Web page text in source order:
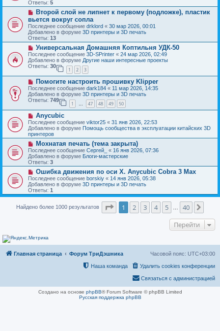
н
е
е
о
о
б
щ
е
н
и
е
Ответы: 5
Н
в
о
е
с
о
о
б
щ
н
е
Второй слой не липнет к первому (подложке), пластик
вьется вокруг сопла
Последнее сообщение drklord « 30 мар 2026, 00:01
Добавлено в форуме 3D принтеры и 3D печать
Ответы: 13
Н
о
в
о
с
о
б
щ
н
и
е
Универсальная Домашняя Коптильня УДК-50
Последнее сообщение 3D-SPrinter « 24 мар 2026, 02:49
Добавлено в форуме Другие наши интересные проекты
Ответы: 30
1 2 3
Н
о
в
о
е
с
о
о
б
щ
е
н
и
е
Помогите настроить прошивку Klipper
Последнее сообщение dark184 « 11 мар 2026, 14:35
Добавлено в форуме 3D принтеры и 3D печать
Ответы: 749
1 … 47 48 49 50
Н
о
в
о
е
о
о
б
щ
е
н
и
е
Anycubic
Последнее сообщение viktor25 « 31 янв 2026, 22:53
Добавлено в форуме Помощь сообщества в эксплуатации китайских 3D
принтеров
Н
о
в
о
е
с
о
о
б
щ
н
Мохнатая печать (тема закрыта)
Последнее сообщение Сергей_ « 16 янв 2026, 07:36
Добавлено в форуме Блоги-мастерские
Ответы: 3
Н
о
в
о
е
о
и
Ошибка движения по оси Х. Anycubic Cobra 3 Max
Последнее сообщение borskiy « 14 янв 2026, 05:38
Добавлено в форуме 3D принтеры и 3D печать
Ответы: 1
Найдено более 1000 результатов Страница1 из
1 2 3 4 5 40
Перейти
Главная страница Форум ТриДэшника Часовой пояс: UTC+03:00
Удалить cookies конференции
Наша команда
Связаться с администрацией
Создано на основе phpBB® Forum Software © phpBB Limited
Русская поддержка phpBB